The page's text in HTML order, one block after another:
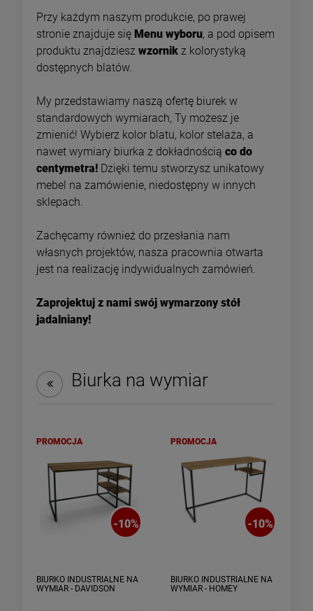
-10%
INDUSTRIALNA
NADSTAWKA NA
MIKROFALÓWKĘ Z
HACZYKAMI - GRANA
559,35 zł
Cena regularna:
621,50 zł
559,35 zł
ZESTAW STOLIKÓW
KAWOWYCH Z SZAFKĄ
NA WYMIAR - ANDORA
1 534,50 zł
Cena regularna:
1 705,00 zł
Przy każdym naszym produkcie, po prawej
stronie znajduje się Menu wyboru, a pod opisem
produktu znajdziesz wzornik z kolorystyką
dostępnych blatów.
My przedstawiamy naszą ofertę biurek w
standardowych wymiarach, Ty możesz je
zmienić! Wybierz kolor blatu, kolor stelaża, a
nawet wymiary biurka z dokładnością co do
centymetra! Dzięki temu stworzysz unikatowy
mebel na zamówienie, niedostępny w innych
sklepach.
Zachęcamy również do przesłania nam
własnych projektów, nasza pracownia otwarta
jest na realizację indywidualnych zamówień.
Zaprojektuj z nami swój wymarzony stół
jadalniany!
Biurka na wymiar
-10%
BIURKO INDUSTRIALNE NA
WYMIAR - DAVIDSON
PROMOCJA
-10%
BIURKO INDUSTRIALNE NA
WYMIAR - HOMEY
PROMOCJA